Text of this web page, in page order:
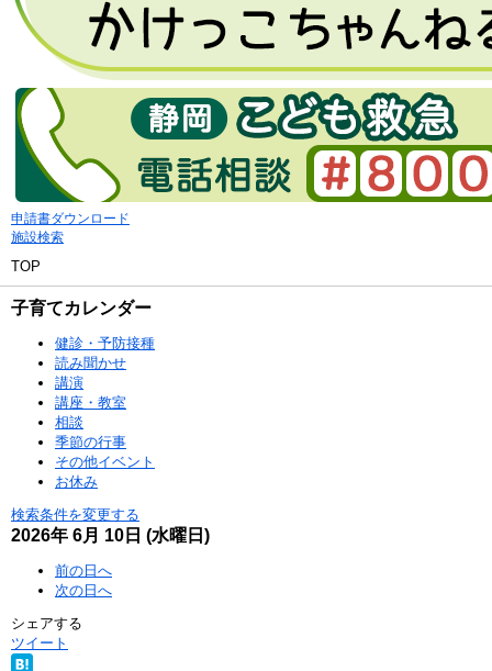
申請書ダウンロード
施設検索
TOP
子育てカレンダー
健診・予防接種
読み聞かせ
講演
講座・教室
相談
季節の行事
その他イベント
お休み
検索条件を変更する
2026年 6月 10日 (水曜日)
前の日へ
次の日へ
シェアする
ツイート